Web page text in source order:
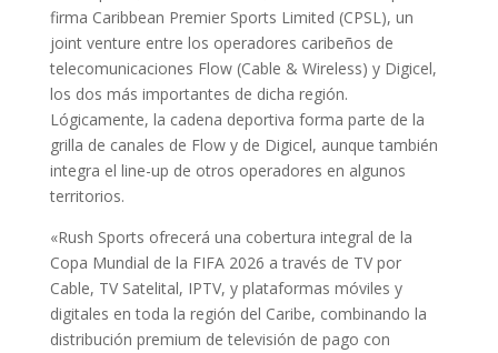
firma Caribbean Premier Sports Limited (CPSL), un
joint venture entre los operadores caribeños de
telecomunicaciones Flow (Cable & Wireless) y Digicel,
los dos más importantes de dicha región.
Lógicamente, la cadena deportiva forma parte de la
grilla de canales de Flow y de Digicel, aunque también
integra el line-up de otros operadores en algunos
territorios.
«Rush Sports ofrecerá una cobertura integral de la
Copa Mundial de la FIFA 2026 a través de TV por
Cable, TV Satelital, IPTV, y plataformas móviles y
digitales en toda la región del Caribe, combinando la
distribución premium de televisión de pago con